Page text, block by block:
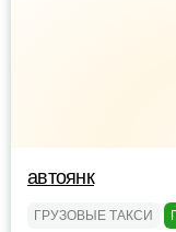
автоянк
ГРУЗОВЫЕ ТАКСИ